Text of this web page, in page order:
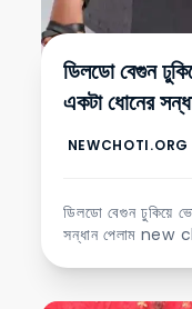
ডিলডো বেগুন
একটা ধোনের
ডিলডো বেগুন ঢুকিয়ে
সন্ধান পেলাম